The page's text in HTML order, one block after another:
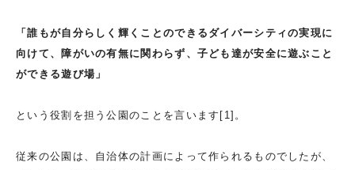
「誰もが自分らしく輝くことのできるダイバーシティの実現に
向けて、障がいの有無に関わらず、子ども達が安全に遊ぶこと
ができる遊び場」
という役割を担う公園のことを言います[1]。
従来の公園は、自治体の計画によって作られるものでしたが、